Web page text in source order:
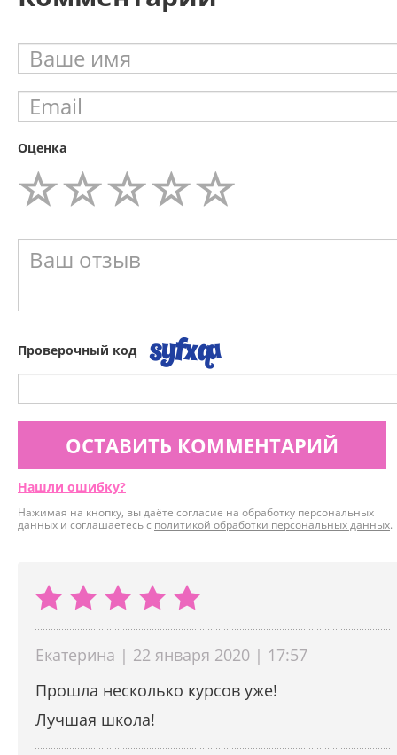
Оценка
Проверочный код
ОСТАВИТЬ КОММЕНТАРИЙ
Нашли ошибку?
Нажимая на кнопку, вы даёте согласие на обработку персональных
данных и соглашаетесь с политикой обработки персональных данных.
Екатерина | 22 января 2020 | 17:57
Прошла несколько курсов уже!
Лучшая школа!